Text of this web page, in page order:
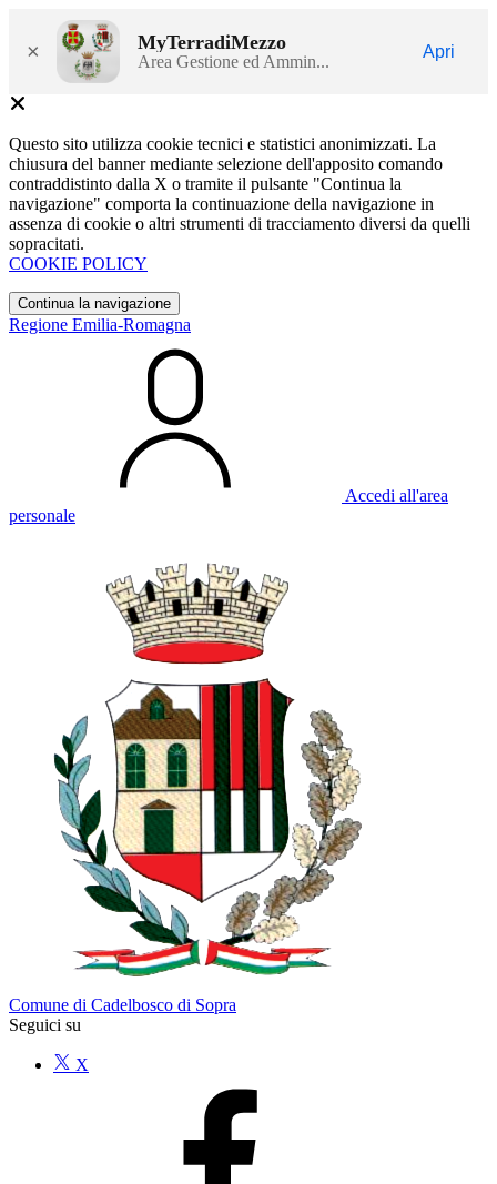
× MyTerradiMezzo
Area Gestione ed Ammin...
Apri
Questo sito utilizza cookie tecnici e statistici anonimizzati. La
chiusura del banner mediante selezione dell'apposito comando
contraddistinto dalla X o tramite il pulsante "Continua la
navigazione" comporta la continuazione della navigazione in
assenza di cookie o altri strumenti di tracciamento diversi da quelli
sopracitati.
COOKIE POLICY
Continua la navigazione
Regione Emilia-Romagna
Accedi all'area
personale
Comune di Cadelbosco di Sopra
Seguici su
X